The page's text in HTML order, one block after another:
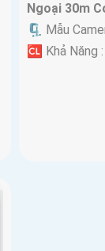
Ngoại 30m
🗜️ Mẫu
️🆑 Khả Năng